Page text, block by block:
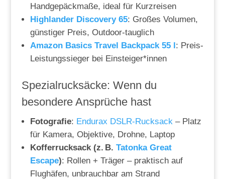
Handgepäckmaße, ideal für Kurzreisen
Highlander Discovery 65: Großes Volumen,
günstiger Preis, Outdoor-tauglich
Amazon Basics Travel Backpack 55 l: Preis-
Leistungssieger bei Einsteiger*innen
Spezialrucksäcke: Wenn du
besondere Ansprüche hast
Fotografie: Endurax DSLR-Rucksack– Platz
für Kamera, Objektive, Drohne, Laptop
Kofferrucksack (z. B. Tatonka Great
Escape): Rollen + Träger – praktisch auf
Flughäfen, unbrauchbar am Strand